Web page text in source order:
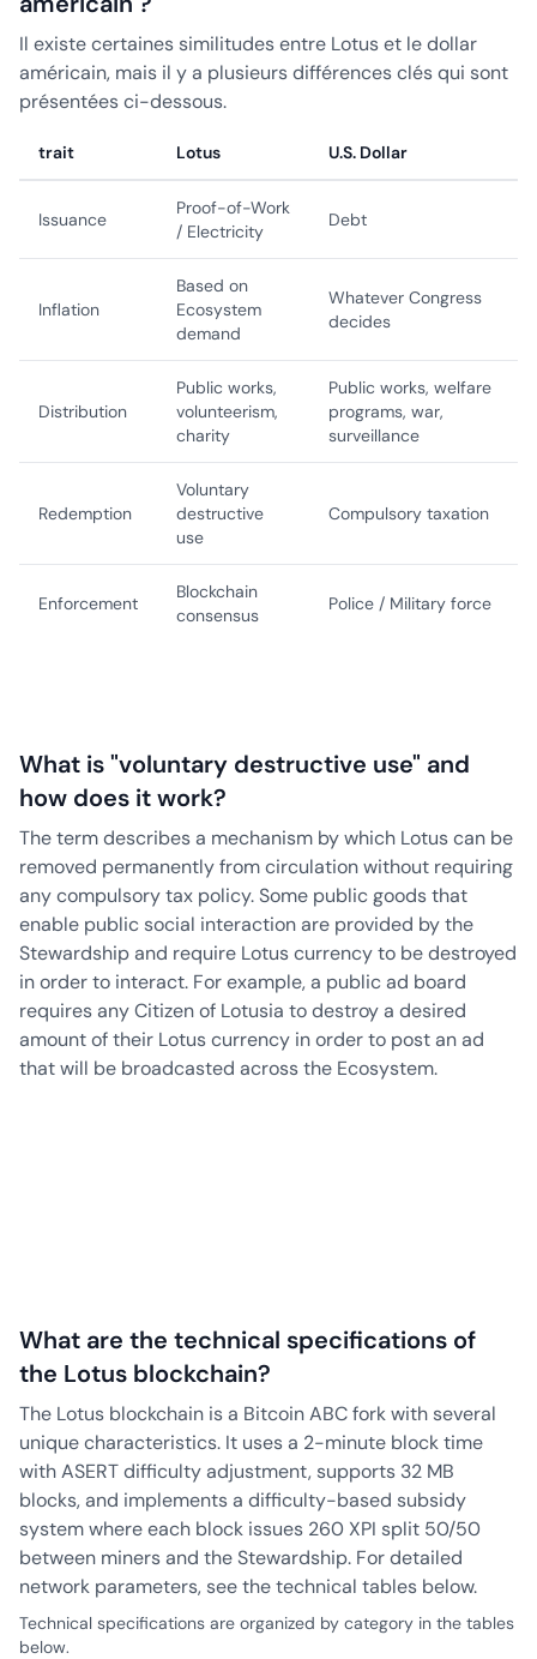
Il existe certaines similitudes entre Lotus et le dollar
américain, mais il y a plusieurs différences clés qui sont
présentées ci-dessous.
trait Lotus U.S. Dollar
Issuance
Proof-of-Work
/ Electricity
Debt
Inflation
Based on
Ecosystem
demand
Whatever Congress
decides
Distribution
Public works,
volunteerism,
charity
Public works, welfare
programs, war,
surveillance
Redemption
Voluntary
destructive
use
Compulsory taxation
Enforcement
Blockchain
consensus
Police / Military force
What is "voluntary destructive use" and
how does it work?
The term describes a mechanism by which Lotus can be
removed permanently from circulation without requiring
any compulsory tax policy. Some public goods that
enable public social interaction are provided by the
Stewardship and require Lotus currency to be destroyed
in order to interact. For example, a public ad board
requires any Citizen of Lotusia to destroy a desired
amount of their Lotus currency in order to post an ad
that will be broadcasted across the Ecosystem.
What are the technical specifications of
the Lotus blockchain?
The Lotus blockchain is a Bitcoin ABC fork with several
unique characteristics. It uses a 2-minute block time
with ASERT difficulty adjustment, supports 32 MB
blocks, and implements a difficulty-based subsidy
system where each block issues 260 XPI split 50/50
between miners and the Stewardship. For detailed
network parameters, see the technical tables below.
Technical specifications are organized by category in the tables
below.